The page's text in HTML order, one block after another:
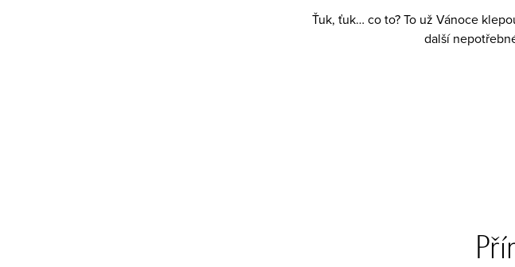
Ťuk, ťuk… co to? To už Vánoce
další